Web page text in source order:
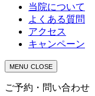
当院について
よくある質問
アクセス
キャンペーン
MENU CLOSE
ご予約・問い合わせ